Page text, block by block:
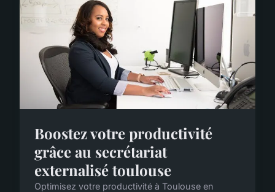
Boostez votre productivité
grâce au secrétariat
externalisé toulouse
Optimisez votre productivité à Toulouse en